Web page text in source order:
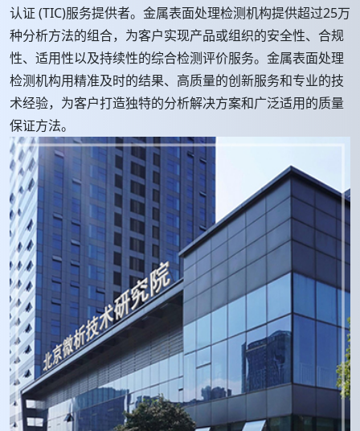
认证 (TIC)服务提供者。金属表面处理检测机构提供超过25万
种分析方法的组合，为客户实现产品或组织的安全性、合规
性、适用性以及持续性的综合检测评价服务。金属表面处理
检测机构用精准及时的结果、高质量的创新服务和专业的技
术经验，为客户打造独特的分析解决方案和广泛适用的质量
保证方法。